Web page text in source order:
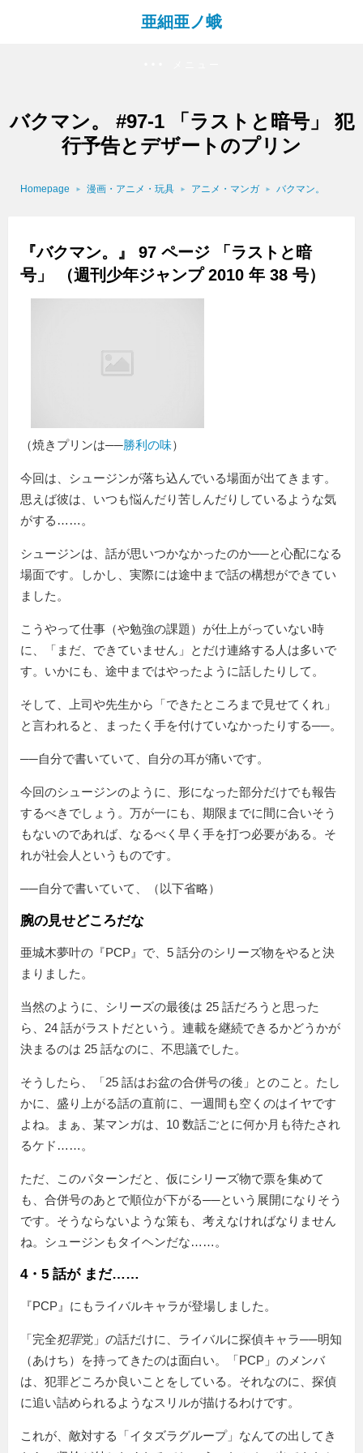
亜細亜ノ蛾
バクマン。 #97-1 「ラストと暗号」 犯
行予告とデザートのプリン
Homepage 漫画・アニメ・玩具 アニメ・マンガ バクマン。
『バクマン。』 97 ページ 「ラストと暗
号」 （週刊少年ジャンプ 2010 年 38 号）
（焼きプリンは──勝利の味）
今回は、シュージンが落ち込んでいる場面が出てきます。
思えば彼は、いつも悩んだり苦しんだりしているような気
がする……。
シュージンは、話が思いつかなかったのか──と心配になる
場面です。しかし、実際には途中まで話の構想ができてい
ました。
こうやって仕事（や勉強の課題）が仕上がっていない時
に、「まだ、できていません」とだけ連絡する人は多いで
す。いかにも、途中まではやったように話したりして。
そして、上司や先生から「できたところまで見せてくれ」
と言われると、まったく手を付けていなかったりする──。
──自分で書いていて、自分の耳が痛いです。
今回のシュージンのように、形になった部分だけでも報告
するべきでしょう。万が一にも、期限までに間に合いそう
もないのであれば、なるべく早く手を打つ必要がある。そ
れが社会人というものです。
──自分で書いていて、（以下省略）
腕の見せどころだな
亜城木夢叶の『PCP』で、5 話分のシリーズ物をやると決
まりました。
当然のように、シリーズの最後は 25 話だろうと思った
ら、24 話がラストだという。連載を継続できるかどうかが
決まるのは 25 話なのに、不思議でした。
そうしたら、 25 話はお盆の合併号の後
とのこと。たし
かに、盛り上がる話の直前に、一週間も空くのはイヤです
よね。まぁ、某マンガは、10 数話ごとに何か月も待たされ
るケド……。
ただ、このパターンだと、仮にシリーズ物で票を集めて
も、合併号のあとで順位が下がる──という展開になりそう
です。そうならないような策も、考えなければなりません
ね。シュージンもタイヘンだな……。
4・5 話が まだ……
『PCP』にもライバルキャラが登場しました。
「完全犯罪党」の話だけに、ライバルに探偵キャラ──明知
（あけち）を持ってきたのは面白い。「PCP」のメンバ
は、犯罪どころか良いことをしている。それなのに、探偵
に追い詰められるようなスリルが描けるわけです。
これが、敵対する「イタズラグループ」なんての出してき